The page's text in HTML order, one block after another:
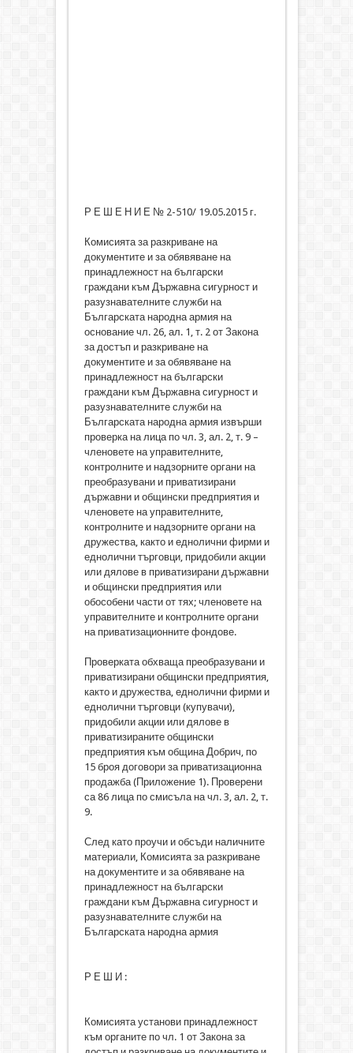
Р Е Ш Е Н И Е № 2-510/ 19.05.2015 г.
Комисията за разкриване на
документите и за обявяване на
принадлежност на български
граждани към Държавна сигурност и
разузнавателните служби на
Българската народна армия на
основание чл. 26, ал. 1, т. 2 от Закона
за достъп и разкриване на
документите и за обявяване на
принадлежност на български
граждани към Държавна сигурност и
разузнавателните служби на
Българската народна армия извърши
проверка на лица по чл. 3, ал. 2, т. 9 –
членовете на управителните,
контролните и надзорните органи на
преобразувани и приватизирани
държавни и общински предприятия и
членовете на управителните,
контролните и надзорните органи на
дружества, както и еднолични фирми и
еднолични търговци, придобили акции
или дялове в приватизирани държавни
и общински предприятия или
обособени части от тях; членовете на
управителните и контролните органи
на приватизационните фондове.
Проверката обхваща преобразувани и
приватизирани общински предприятия,
както и дружества, еднолични фирми и
еднолични търговци (купувачи),
придобили акции или дялове в
приватизираните общински
предприятия към община Добрич, по
15 броя договори за приватизационна
продажба (Приложение 1). Проверени
са 86 лица по смисъла на чл. 3, ал. 2, т.
9.
След като проучи и обсъди наличните
материали, Комисията за разкриване
на документите и за обявяване на
принадлежност на български
граждани към Държавна сигурност и
разузнавателните служби на
Българската народна армия
Р Е Ш И :
Комисията установи принадлежност
към органите по чл. 1 от Закона за